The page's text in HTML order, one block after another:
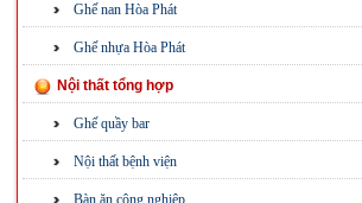
Ghế nan Hòa Phát
Ghế nhựa Hòa Phát
Nội thất tổng hợp
Ghế quầy bar
Nội thất bệnh viện
Bàn ăn công nghiệp